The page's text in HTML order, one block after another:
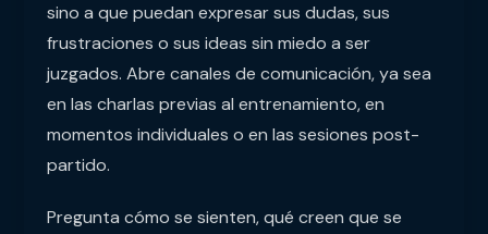
sino a que puedan expresar sus dudas, sus
frustraciones o sus ideas sin miedo a ser
juzgados. Abre canales de comunicación, ya sea
en las charlas previas al entrenamiento, en
momentos individuales o en las sesiones post-
partido.
Pregunta cómo se sienten, qué creen que se